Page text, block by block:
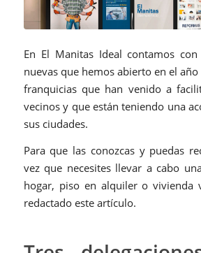
En El Manitas Ideal contamos con
nuevas que hemos abierto en el
franquicias que han venido a
vecinos y que están teniendo una
sus ciudades.
Para que las conozcas y puedas
vez que necesites llevar a cabo
hogar, piso en alquiler o vivienda
redactado este artículo.